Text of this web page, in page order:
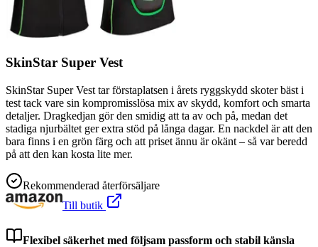
SkinStar Super Vest
SkinStar Super Vest tar förstaplatsen i årets ryggskydd skoter bäst i
test tack vare sin kompromisslösa mix av skydd, komfort och smarta
detaljer. Dragkedjan gör den smidig att ta av och på, medan det
stadiga njurbältet ger extra stöd på långa dagar. En nackdel är att den
bara finns i en grön färg och att priset ännu är okänt – så var beredd
på att den kan kosta lite mer.
Rekommenderad återförsäljare
Till butik
Flexibel säkerhet med följsam passform och stabil känsla